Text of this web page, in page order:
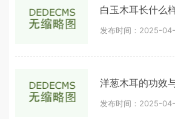
白玉木耳长什么
发布时间：2025-
洋葱木耳的功效
发布时间：2025-